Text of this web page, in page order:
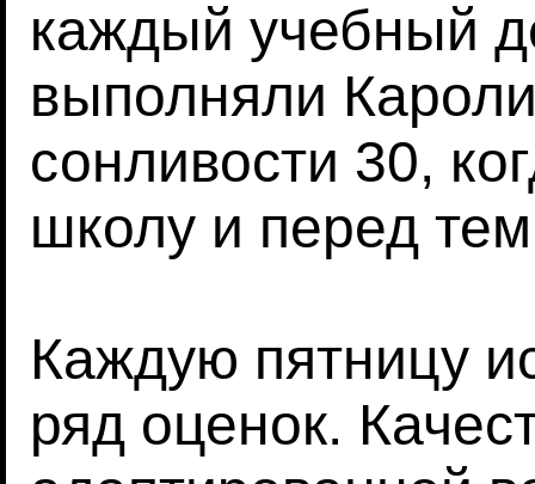
каждый учебный
выполняли
сонливости 30,
школу и перед
Каждую пятницу
ряд оценок.